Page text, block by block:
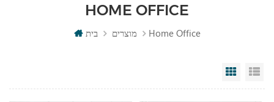
HOME OFFICE
בית מוצרים Home Office
Grid